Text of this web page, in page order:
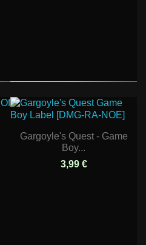
Gargoyle's Quest - Game
Boy...
3,99 €